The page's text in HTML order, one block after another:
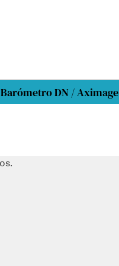
Barómetro DN / Aximage